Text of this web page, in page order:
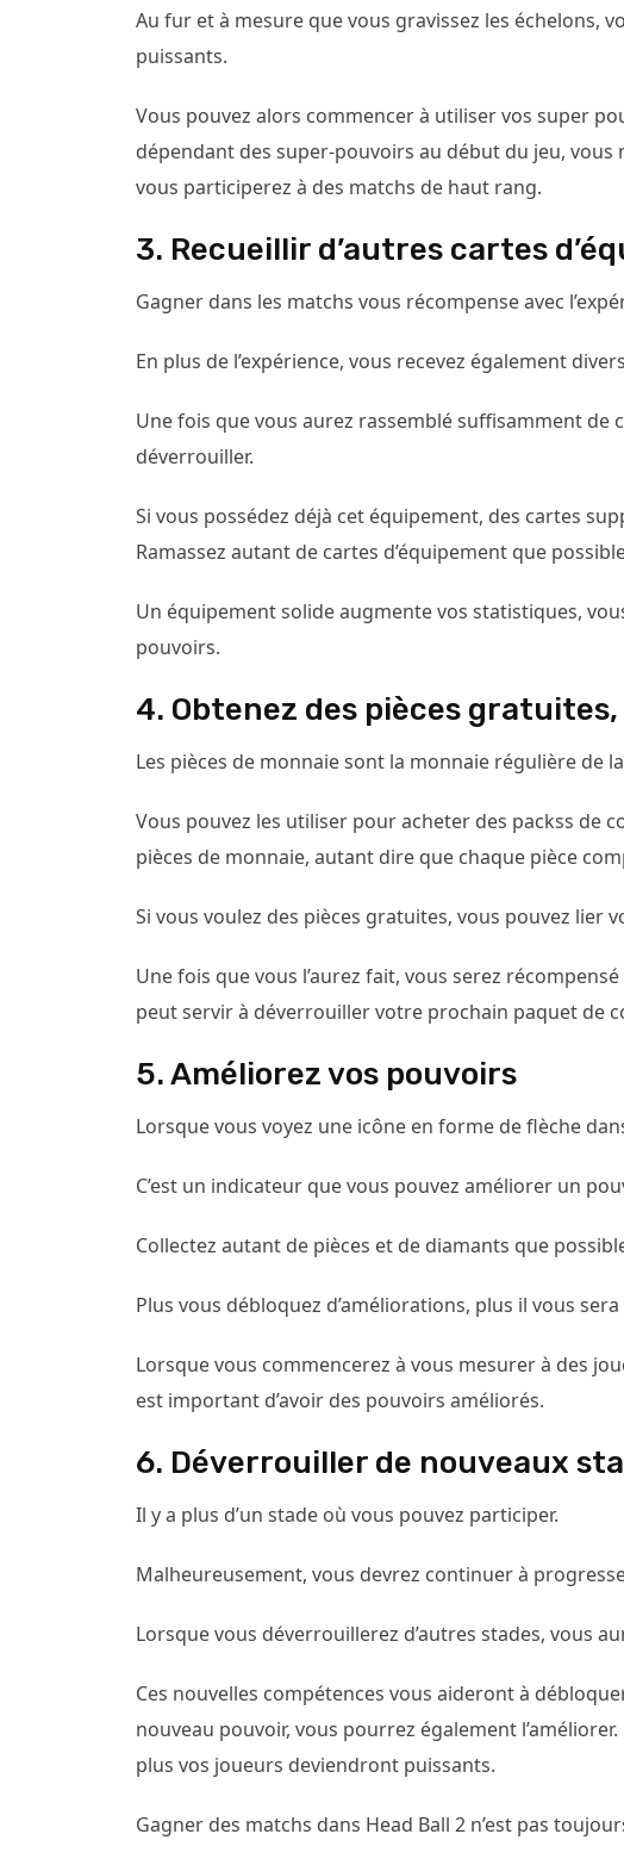
Au fur et à mesure que vous gravissez les échelons,
puissants.
Vous pouvez alors commencer à utiliser vos super
dépendant des super-pouvoirs au début du jeu, vous
vous participerez à des matchs de haut rang.
3. Recueillir d’autres cartes
Gagner dans les matchs vous récompense avec
En plus de l’expérience, vous recevez également
Une fois que vous aurez rassemblé suffisamment de
déverrouiller.
Si vous possédez déjà cet équipement, des cartes
Ramassez autant de cartes d’équipement que
Un équipement solide augmente vos statistiques,
pouvoirs.
4. Obtenez des pièces
Les pièces de monnaie sont la monnaie régulière de
Vous pouvez les utiliser pour acheter des packss de
pièces de monnaie, autant dire que chaque pièce
Si vous voulez des pièces gratuites, vous pouvez lier
Une fois que vous l’aurez fait, vous serez
peut servir à déverrouiller votre prochain paquet de
5. Améliorez vos pouvoirs
Lorsque vous voyez une icône en forme de flèche
C’est un indicateur que vous pouvez améliorer un
Collectez autant de pièces et de diamants que
Plus vous débloquez d’améliorations, plus il vous
Lorsque vous commencerez à vous mesurer à des
est important d’avoir des pouvoirs améliorés.
6. Déverrouiller de nouveaux
Il y a plus d’un stade où vous pouvez participer.
Malheureusement, vous devrez continuer à
Lorsque vous déverrouillerez d’autres stades, vous
Ces nouvelles compétences vous aideront à
nouveau pouvoir, vous pourrez également
plus vos joueurs deviendront puissants.
Gagner des matchs dans Head Ball 2 n’est pas